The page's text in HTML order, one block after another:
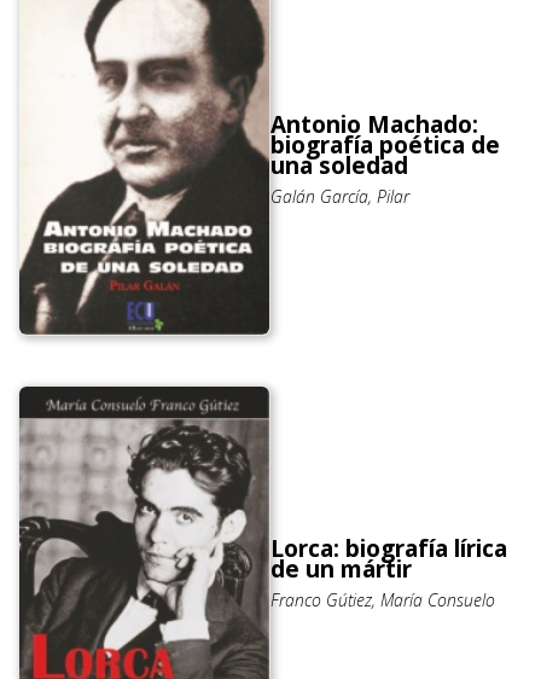
Antonio Machado:
biografía poética de
una soledad
Galán García, Pilar
Lorca: biografía lírica
de un mártir
Franco Gútiez, María Consuelo